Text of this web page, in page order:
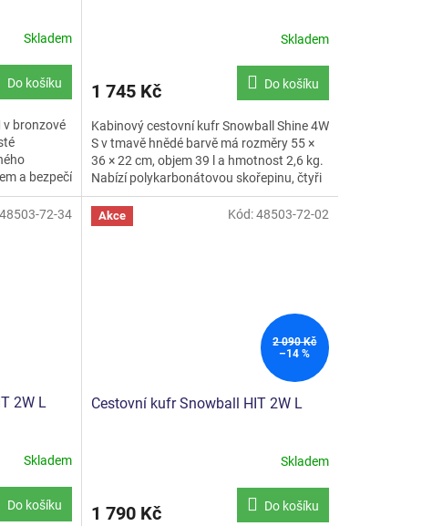
Skladem
Do košíku
v bronzové
a bezpečí
Skladem
1 745 Kč Do košíku
Kabinový cestovní kufr Snowball Shine 4W
S v tmavě hnědé barvě má rozměry 55 ×
36 × 22 cm, objem 39 l a hmotnost 2,6 kg.
Nabízí polykarbonátovou skořepinu, čtyři
otočná...
2W L
Skladem
Do košíku
48503-72-34 Akce
2 090 Kč
–14 %
Cestovní kufr Snowball HIT 2W L
Skladem
1 790 Kč Do košíku
Kód:48503-72-02